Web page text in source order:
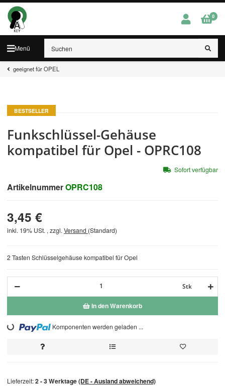
Menü
0
geeignet für OPEL
BESTSELLER
Funkschlüssel-Gehäuse
kompatibel für Opel - OPRC108
ArtikelnummerOPRC108
2 Tasten Schlüsselgehäuse kompatibel für Opel
3,45 €
inkl. 19% USt. , zzgl. Versand (Standard)
Stk
In den Warenkorb
Loading... Komponenten werden geladen ...
Sofort verfügbar
Lieferzeit:2 - 3 Werktage(DE - Ausland abweichend)